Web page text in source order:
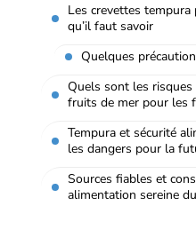
Les crevettes tempura
qu’il faut savoir
Quelques
Quels sont les
fruits de mer pour les
Tempura et sécurité
les dangers pour la
Sources fiables et
alimentation sereine